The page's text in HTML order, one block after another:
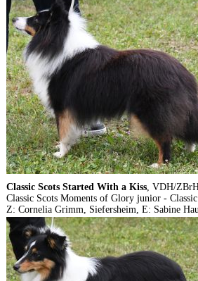
Classic Scots Started With a Kiss, VDH/
Classic Scots Moments of Glory junior -
Z: Cornelia Grimm, Siefersheim, E: Sabine